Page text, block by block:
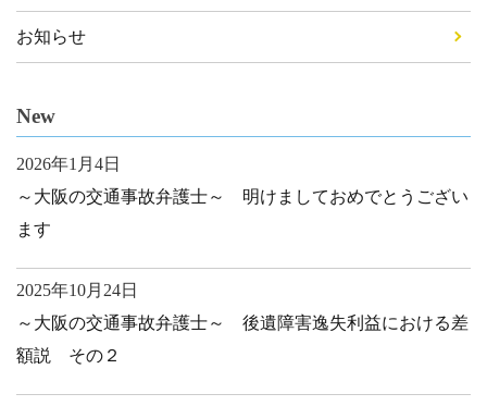
お知らせ
New
2026年1月4日
～大阪の交通事故弁護士～ 明けましておめでとうござい
ます
2025年10月24日
～大阪の交通事故弁護士～ 後遺障害逸失利益における差
額説 その２